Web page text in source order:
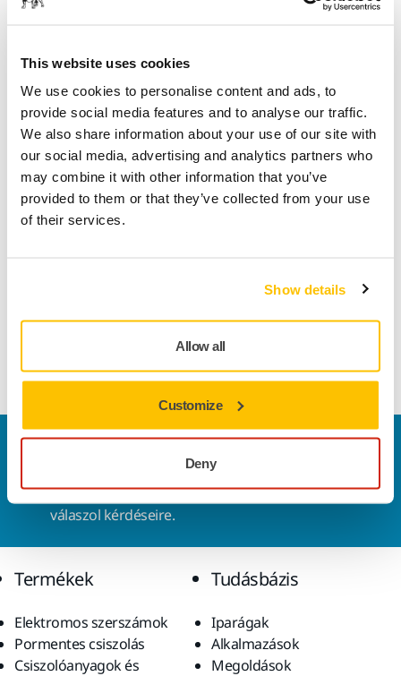
This website uses cookies
We use cookies to personalise content and ads, to
provide social media features and to analyse our traffic.
We also share information about your use of our site with
our social media, advertising and analytics partners who
may combine it with other information that you’ve
provided to them or that they’ve collected from your use
of their services.
Show details
Allow all
Customize
Deny
23611F1040
Termékinformációk
Műszaki részletek Letöltések
A Gold félig nyitott és speciális sztearátbevonattal
rendelkezik, amelyet úgy terveztek, hogy megakadályozza az
eltömődést és a pelyhesedést, ami hozzájárul az optimális
Szeretne többet tudni?Kérjük, vegye fel velünk a
kapcsolatotés szakértő Támogató csapatunk
válaszol kérdéseire.
Termékek
Elektromos szerszámok
Pormentes csiszolás
Csiszolóanyagok és
Tudásbázis
Iparágak
Alkalmazások
Megoldások